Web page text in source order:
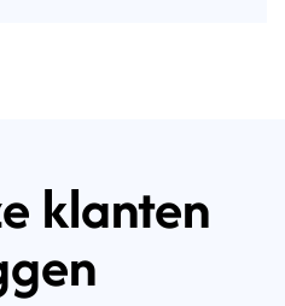
klanten